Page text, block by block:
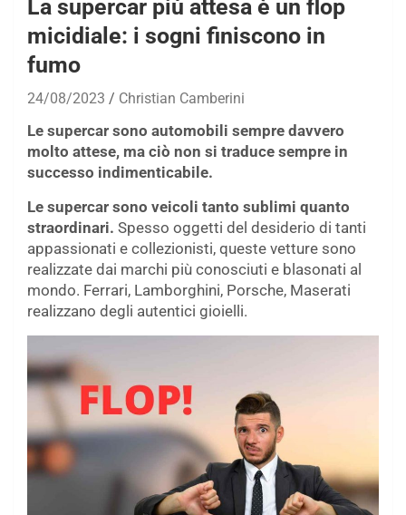
La supercar più attesa è un flop
micidiale: i sogni finiscono in
fumo
24/08/2023 Christian Camberini
Le supercar sono automobili sempre davvero
molto attese, ma ciò non si traduce sempre in
successo indimenticabile.
Le supercar sono veicoli tanto sublimi quanto
straordinari. Spesso oggetti del desiderio di tanti
appassionati e collezionisti, queste vetture sono
realizzate dai marchi più conosciuti e blasonati al
mondo. Ferrari, Lamborghini, Porsche, Maserati
realizzano degli autentici gioielli.